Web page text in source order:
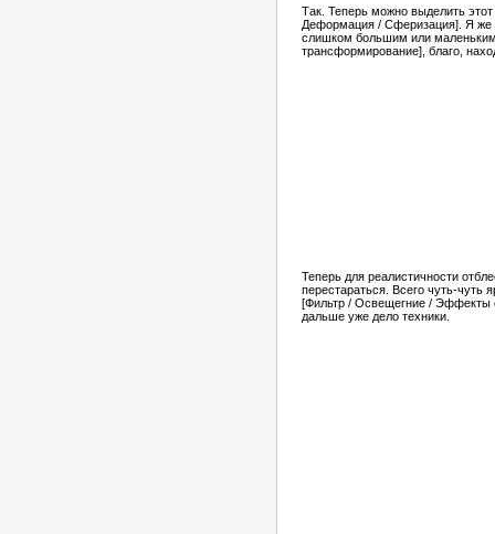
Так. Теперь можно выделить
Деформация / Сферизация]. Я же
слишком большим или
трансформирование], благо,
Теперь для реалистичности
перестараться. Всего чуть-чуть
[Фильтр / Освещегние / Эффекты
дальше уже дело техники.